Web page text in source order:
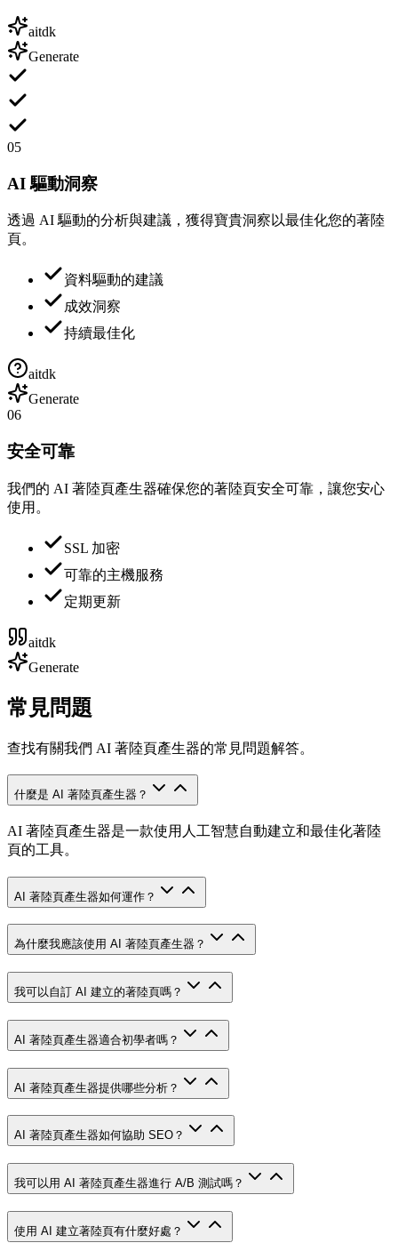
aitdk
Generate
05
AI 驅動洞察
透過 AI 驅動的分析與建議，獲得寶貴洞察以最佳化您的著陸
頁。
資料驅動的建議
成效洞察
持續最佳化
aitdk
Generate
06
安全可靠
我們的 AI 著陸頁產生器確保您的著陸頁安全可靠，讓您安心
使用。
SSL 加密
可靠的主機服務
定期更新
aitdk
Generate
常見問題
查找有關我們 AI 著陸頁產生器的常見問題解答。
什麼是 AI 著陸頁產生器？
AI 著陸頁產生器是一款使用人工智慧自動建立和最佳化著陸
頁的工具。
AI 著陸頁產生器如何運作？
為什麼我應該使用 AI 著陸頁產生器？
我可以自訂 AI 建立的著陸頁嗎？
AI 著陸頁產生器適合初學者嗎？
AI 著陸頁產生器提供哪些分析？
AI 著陸頁產生器如何協助 SEO？
我可以用 AI 著陸頁產生器進行 A/B 測試嗎？
使用 AI 建立著陸頁有什麼好處？